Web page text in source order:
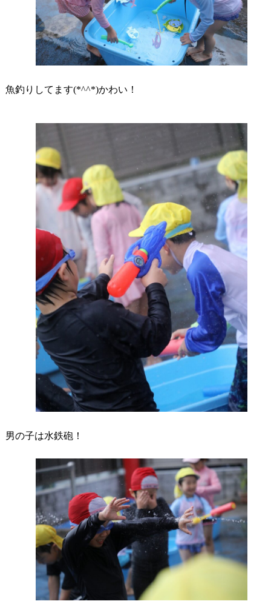
魚釣りしてます(*^^*)かわい！
男の子は水鉄砲！